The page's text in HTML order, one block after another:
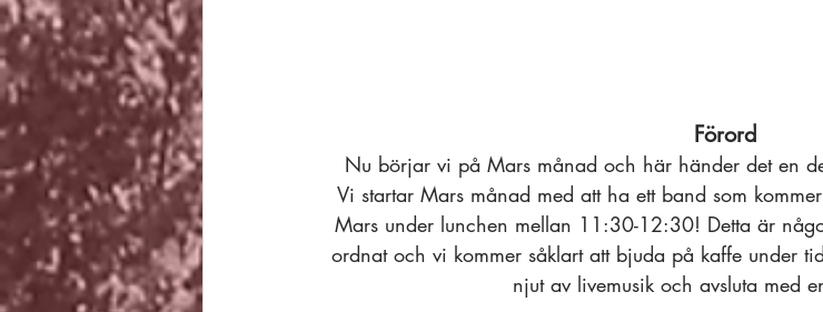
Förord
Nu börjar vi på Mars månad och här händer det en
Vi startar Mars månad med att ha ett band som
Mars under lunchen mellan 11:30-12:30! Detta är
ordnat och vi kommer såklart att bjuda på kaffe under
njut av livemusik och avsluta med